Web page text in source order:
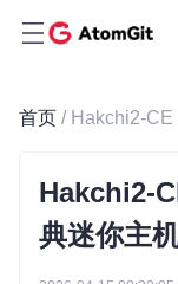
首页
Hakchi2-
典迷你主